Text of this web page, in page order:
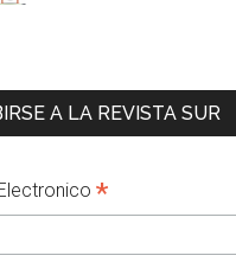
A LA REVISTA SUR
*